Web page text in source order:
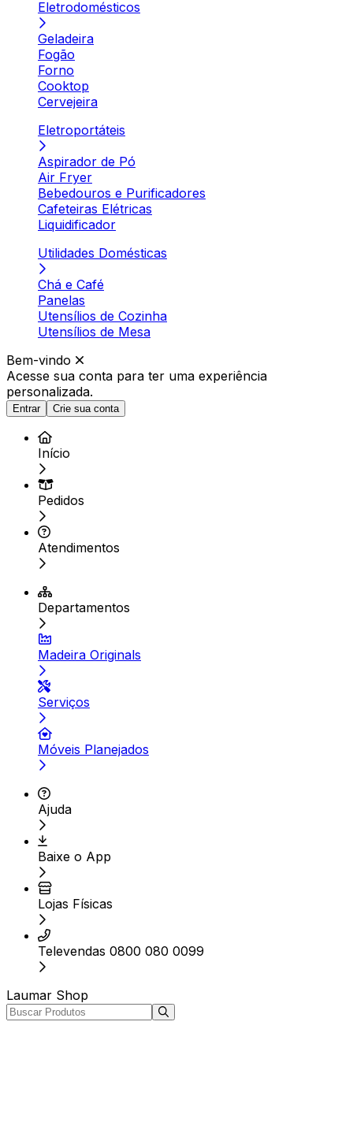
Eletrodomésticos
Geladeira
Fogão
Forno
Cooktop
Cervejeira
Eletroportáteis
Aspirador de Pó
Air Fryer
Bebedouros e Purificadores
Cafeteiras Elétricas
Liquidificador
Utilidades Domésticas
Chá e Café
Panelas
Utensílios de Cozinha
Utensílios de Mesa
Bem-vindo
Acesse sua conta para ter uma experiência
personalizada.
Entrar Crie sua conta
Início
Pedidos
Atendimentos
Departamentos
Madeira Originals
Serviços
Móveis Planejados
Ajuda
Baixe o App
Lojas Físicas
Televendas 0800 080 0099
Laumar Shop